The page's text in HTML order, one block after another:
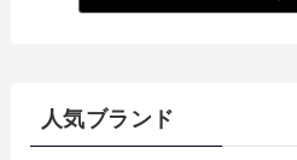
人気ブランド